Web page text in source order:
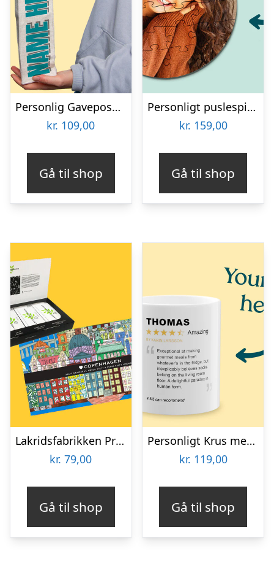
Personlig Gavepose til vin med Tekst
kr. 109,00
Gå til shop
Personligt puslespil med Billede – Rundt
kr. 159,00
Gå til shop
Lakridsfabrikken Premiumlakrids – Copenhagen
kr. 79,00
Gå til shop
Personligt Krus med Positiv Bedømmelse
kr. 119,00
Gå til shop